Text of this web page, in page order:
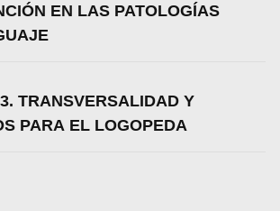
EN LAS PATOLOGÍAS
TRANSVERSALIDAD Y
PARA EL LOGOPEDA